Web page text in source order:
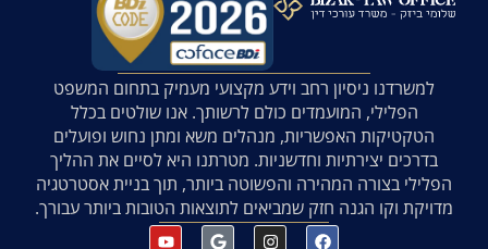
למשרדנו ניסיון רחב וידע מקצועי מעמיק בתחום המשפט
הפלילי, המועמדים כולם לרשותך. אנו שולטים בכלל
הטקטיקות האפשריות, מנהלים משא ומתן נחוש ופועלים
בדרכים יצירתיות וחדשניות. מטרתנו היא לסיים את ההליך
הפלילי בצורה המהירה והפשוטה ביותר, תוך בניית אסטרטגיה
מדויקת וקו הגנה חזק שמביאים לתוצאות הטובות ביותר עבורך.